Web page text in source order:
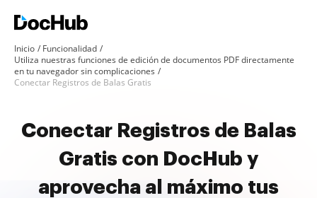
Inicio
Funcionalidad
Utiliza nuestras funciones de edición de documentos PDF directamente
en tu navegador sin complicaciones
Conectar Registros de Balas Gratis
Conectar Registros de Balas
Gratis con DocHub y
aprovecha al máximo tus